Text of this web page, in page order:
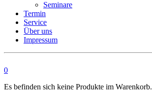
Seminare
Termin
Service
Über uns
Impressum
0
Es befinden sich keine Produkte im Warenkorb.